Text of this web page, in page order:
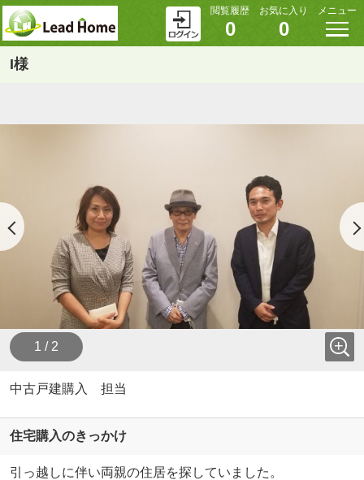
閲覧履歴
0
お気に入り
0
メニュー
I様
1 / 2
中古戸建購入 担当
住宅購入のきっかけ
引っ越しに伴い両親の住居を探していました。